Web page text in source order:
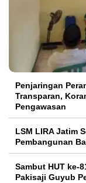
Penjaringan
Transparan,
Pengawasan
LSM LIRA Jatim
Pembangunan
Sambut HUT ke-
Pakisaji Guyub